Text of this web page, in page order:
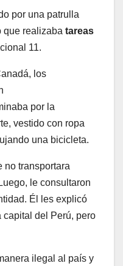
por una patrulla
que realizaba tareas
11.
los
por la
vestido con ropa
una bicicleta.
no transportara
le consultaron
Él les explicó
capital del Perú, pero
ilegal al país y